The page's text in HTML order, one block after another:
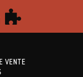
VENTE